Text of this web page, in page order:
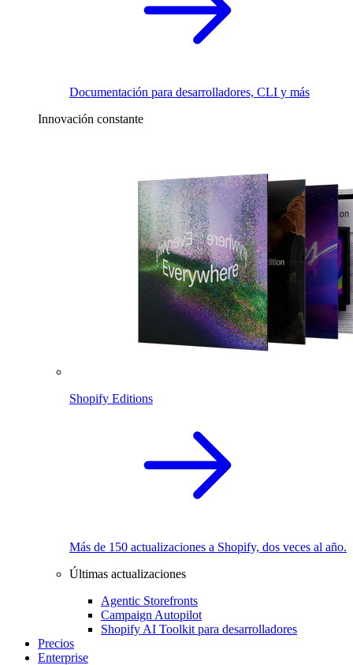
Documentación para desarrolladores, CLI y más
Innovación constante
Shopify Editions
Más de 150 actualizaciones a Shopify, dos veces al año.
Últimas actualizaciones
Agentic Storefronts
Campaign Autopilot
Shopify AI Toolkit para desarrolladores
Precios
Enterprise